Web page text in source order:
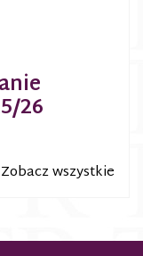
26
Zobacz wszystkie